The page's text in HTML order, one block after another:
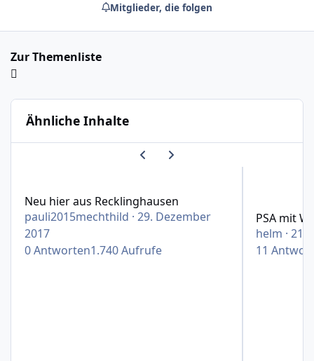
Mitglieder, die folgen
Zur Themenliste
Ähnliche Inhalte
Vorherige Karussell-Folie
Nächste Karussell-Folie
Neu hier aus Recklinghausen
pauli2015mechthild ·29. Dezember
2017
0Antworten1.740Aufrufe
PSA mit
helm ·21.
11